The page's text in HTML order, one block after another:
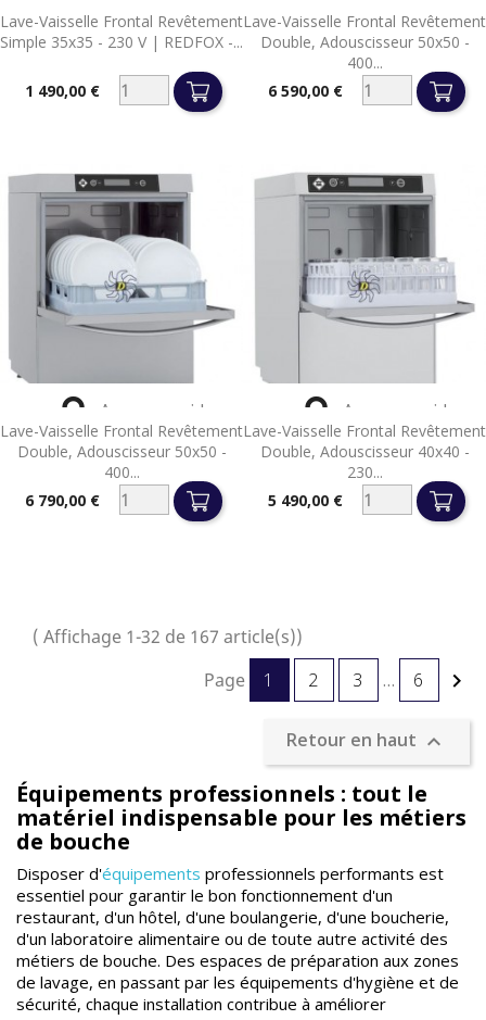
Lave-Vaisselle Frontal Revêtement
Simple 35x35 - 230 V | REDFOX -...
Prix1 490,00 €
Lave-Vaisselle Frontal Revêtement
Double, Adouscisseur 50x50 -
400...
Prix6 590,00 €
Lave-Vaisselle Frontal Revêtement
Double, Adouscisseur 50x50 -
400...
Prix6 790,00 €
 Aperçu rapide
Lave-Vaisselle Frontal Revêtement
Double, Adouscisseur 40x40 -
230...
Prix5 490,00 €
 Aperçu rapide
( Affichage 1-32 de 167 article(s))
Page
1 2 3 … 6 
Retour en haut 
Équipements professionnels : tout le
matériel indispensable pour les métiers
de bouche
Disposer d'équipements professionnels performants est
essentiel pour garantir le bon fonctionnement d'un
restaurant, d'un hôtel, d'une boulangerie, d'une boucherie,
d'un laboratoire alimentaire ou de toute autre activité des
métiers de bouche. Des espaces de préparation aux zones
de lavage, en passant par les équipements d'hygiène et de
sécurité, chaque installation contribue à améliorer